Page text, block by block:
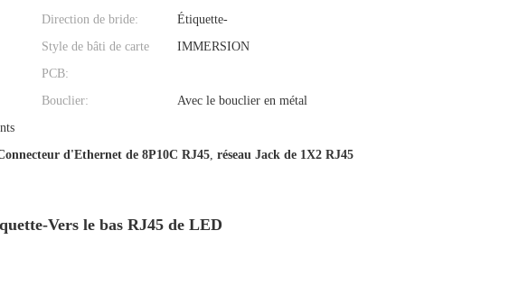
Direction de bride:
Étiquette-
Style de bâti de carte
PCB:
IMMERSION
Bouclier:
Avec le bouclier en métal
d'Ethernet de 8P10C RJ45, réseau Jack de 1X2 RJ45
Vers le bas RJ45 de LED